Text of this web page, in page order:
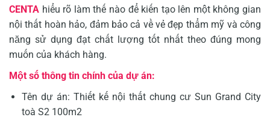
CENTA hiểu rõ làm thế nào để kiến tạo lên một không gian
nội thất hoàn hảo, đảm bảo cả về vẻ đẹp thẩm mỹ và công
năng sử dụng đạt chất lượng tốt nhất theo đúng mong
muốn của khách hàng.
Một số thông tin chính của dự án:
Tên dự án: Thiết kế nội thất chung cư Sun Grand City
toà S2 100m2